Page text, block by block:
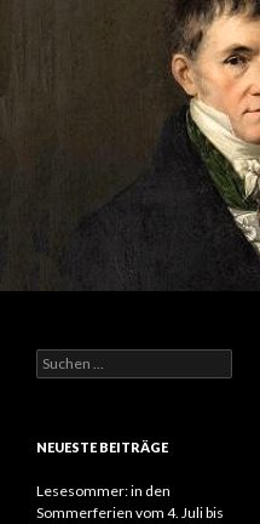
u
e
n
a
NEUESTE BEITRÄGE
Lesesommer: in den
Sommerferien vom 4. Juli bis